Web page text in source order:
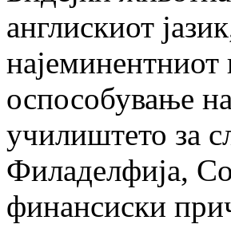
англискиот
најеминентниот
оспособување
училиштето за
Филаделфија,
финансиски